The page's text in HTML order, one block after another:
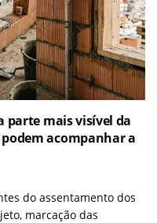
parte mais visível da
acompanhar a
do assentamento dos
marcação das